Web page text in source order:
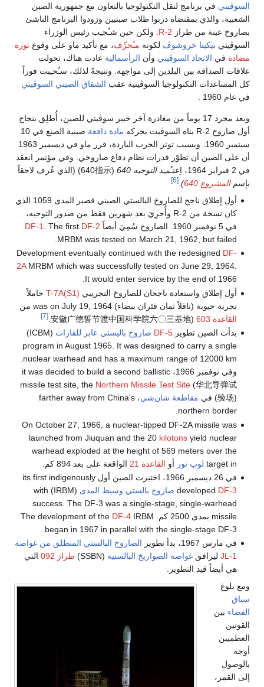
السوڤيتي في برنامج لنقل التكنولوجيا بالتعاون مع جمهورية الصين
الشعبية، والذي بمقتضاه دربوا طلاب صينيين وزودوا البرنامج الناشئ
بصاروخ عينة من طراز R-2 . ولكن حين شـُجـِب رئيس الوزراء
السوڤيتي نيكيتا خروشوڤ لكونه مـُحرِّف، مع تأكيد ماو على وقوع ثورة
مضادة في الاتحاد السوڤيتي وأن الرأسمالية عادت هناك، تحولت
علاقات الصداقة بين البلدين إلى مواجهة. ونتيجةً لذلك، سـُحـِبت فوراً
كل المساعدات التكنولوجيا السوڤيتية عقب الشقاق الصيني السوڤيتي
في عام 1960 .
وبعد مجرد 17 يوماً من مغادرة آخر خبير سوڤيتي للصين، أُطلِق بنجاح
أول صاروخ R-2 بناه السوڤيت يحركه
مادة دافعة
صينية الصنع في 10
سبتمبر 1960. وبسبب توتر الحرب الباردة، قرر ماو في ديسمبر 1963
أن على الصين أن تطوّر قدرات نظام دفاع صاروخي. وفي مؤتمر انعقد
في 2 فبراير 1964، اِعتـُمـِد
التوجيه 640
(640指示) (الذي عُرف لاحقاً
بإسمالمشروع 640 )
[6]
أول إطلاق ناجح للصاروخ البالستي الصيني قصير المدى 1059 الذي
كان نسخة من R-2 وأُجرِيَ بعد شهرين فقط من صدور التوجيه،
في 5 نوفمبر 1960. الصاروخ سُمِيَ أيضاً
DF-1 . The first DF-2
MRBM was tested on March 21, 1962, but failed.
Development eventually continued with the redesigned DF-
2AMRBM which was successfully tested on June 29, 1964.
It would enter service by the end of 1966.
أول إطلاق واستعادة ناجحان للصاروخ التجريبي T-7A(S1) حاملاً
تجربة حيوية (ناقلاً ثمان فئران بيضاء) was on July 19, 1964 من
القاعدة 603
(安徽广德誓节渡中国科学院六〇三基地.
[7]
بدأت الصين تطويرDF-5 صاروخ باليستي عابر للقارات
(ICBM)
program in August 1965. It was designed to carry a single
وفي نوفمبر 1966، it was decided to build a second ballistic
missile test site, the Northern Missile Test Site(华北导弹试
验场)) في
مقاطعة شان‌شي
، farther away from China's
northern border.
On October 27, 1966, a nuclear-tipped DF-2A missile was
launched from Jiuquan and the 20 kilotonsyield nuclear
warhead exploded at the height of 569 meters over the
target in لوپ نور أو القاعدة 21
الواقعة على بعد 894 كم.
في 26 ديسمبر 1966، اختبرت الصين أول its first indigenously
developed DF-3 صاروخ بالستي وسيط المدى
(IRBM) with
success. The DF-3 was a single-stage, single-warhead
missile بمدى 2500 كم. The development of the
DF-4IRBM
began in 1967 in parallel with the single-stage DF-3.
في مارس 1967، بدأ تطوير
الصاروخ البالستي المنطلق من غواصة
JL-1 ليرافقغواصة الصواريخ البالستية (SSBN) طراز 092
التي
هي أيضاً قيد التطوير.
ومع بلوغ
سباق
الفضاء بين
القوتين
العظميين
أوجه
بالوصول
إلى القمر،